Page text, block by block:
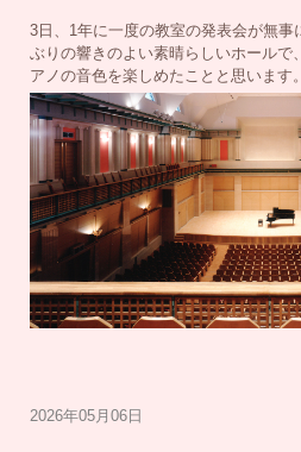
3日、1年に一度の教室の発表会が
ぶりの響きのよい素晴らしいホールで
アノの音色を楽しめたことと思います。
2026年05月06日